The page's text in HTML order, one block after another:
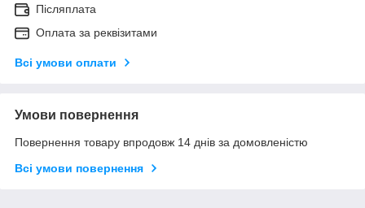
Післяплата
Оплата за реквізитами
Всі умови оплати
Умови повернення
Повернення товару впродовж 14 днів за домовленістю
Всі умови повернення